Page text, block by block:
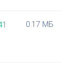
0.17 МБ